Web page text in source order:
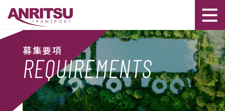
募集要項
REQUIREMENTS